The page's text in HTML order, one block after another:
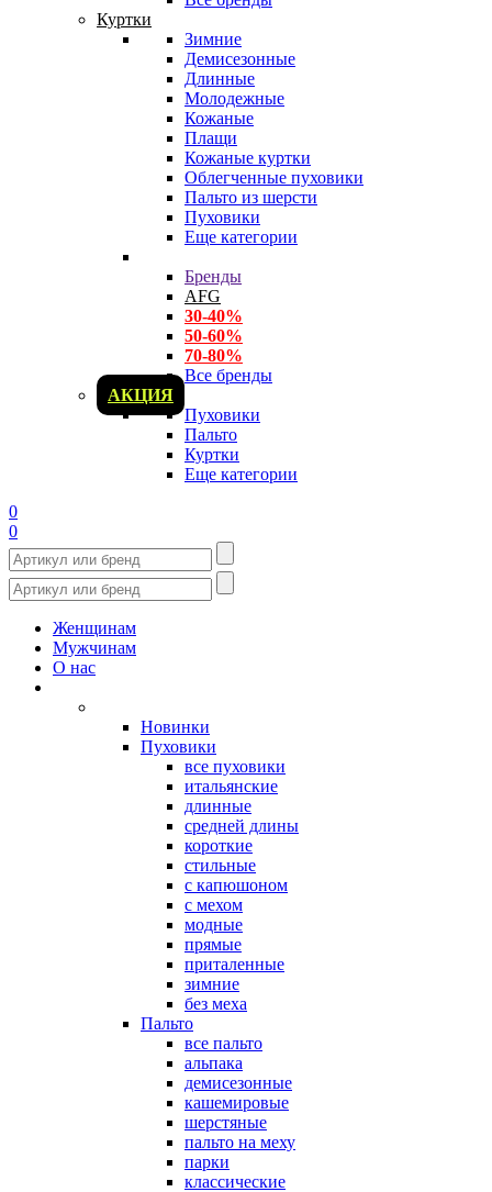
Куртки
Зимние
Демисезонные
Длинные
Молодежные
Кожаные
Плащи
Кожаные куртки
Облегченные пуховики
Пальто из шерсти
Пуховики
Еще категории
Бренды
AFG
30-40%
50-60%
70-80%
Все бренды
АКЦИЯ
Пуховики
Пальто
Куртки
Еще категории
0
0
Женщинам
Мужчинам
О нас
Новинки
Пуховики
все пуховики
итальянские
длинные
средней длины
короткие
стильные
с капюшоном
с мехом
модные
прямые
приталенные
зимние
без меха
Пальто
все пальто
альпака
демисезонные
кашемировые
шерстяные
пальто на меху
парки
классические